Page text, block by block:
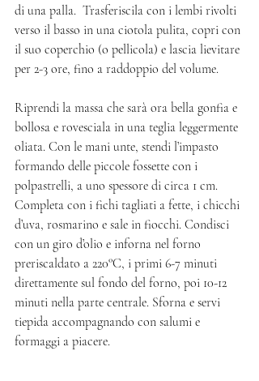
di una palla.  Trasferiscila con i lembi rivolti
verso il basso in una ciotola pulita, copri con
il suo coperchio (o pellicola) e lascia lievitare
per 2-3 ore, fino a raddoppio del volume.
Riprendi la massa che sarà ora bella gonfia e
bollosa e rovesciala in una teglia leggermente
oliata. Con le mani unte, stendi l’impasto
formando delle piccole fossette con i
polpastrelli, a uno spessore di circa 1 cm.
Completa con i fichi tagliati a fette, i chicchi
d’uva, rosmarino e sale in fiocchi. Condisci
con un giro d’olio e inforna nel forno
preriscaldato a 220°C, i primi 6-7 minuti
direttamente sul fondo del forno, poi 10-12
minuti nella parte centrale. Sforna e servi
tiepida accompagnando con salumi e
formaggi a piacere.